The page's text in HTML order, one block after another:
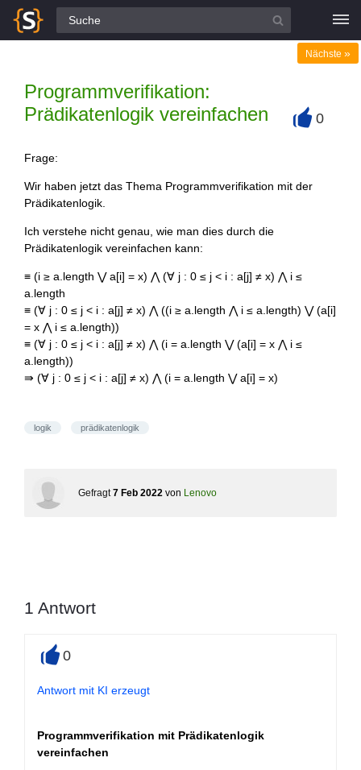
Alle Fragen
Programmverifikation:
Prädikatenlogik vereinfachen
Nächste »
0
Frage:
Wir haben jetzt das Thema Programmverifikation mit der
Prädikatenlogik.
Ich verstehe nicht genau, wie man dies durch die
Prädikatenlogik vereinfachen kann:
≡ (i ≥ a.length ⋁ a[i] = x) ⋀ (∀ j : 0 ≤ j < i : a[j] ≠ x) ⋀ i ≤
a.length
≡ (∀ j : 0 ≤ j < i : a[j] ≠ x) ⋀ ((i ≥ a.length ⋀ i ≤ a.length) ⋁ (a[i]
= x ⋀ i ≤ a.length))
≡ (∀ j : 0 ≤ j < i : a[j] ≠ x) ⋀ (i = a.length ⋁ (a[i] = x ⋀ i ≤
a.length))
⇛ (∀ j : 0 ≤ j < i : a[j] ≠ x) ⋀ (i = a.length ⋁ a[i] = x)
logik prädikatenlogik
Gefragt 7 Feb 2022 von Lenovo
1 Antwort
0
Antwort mit KI erzeugt
Programmverifikation mit Prädikatenlogik
vereinfachen